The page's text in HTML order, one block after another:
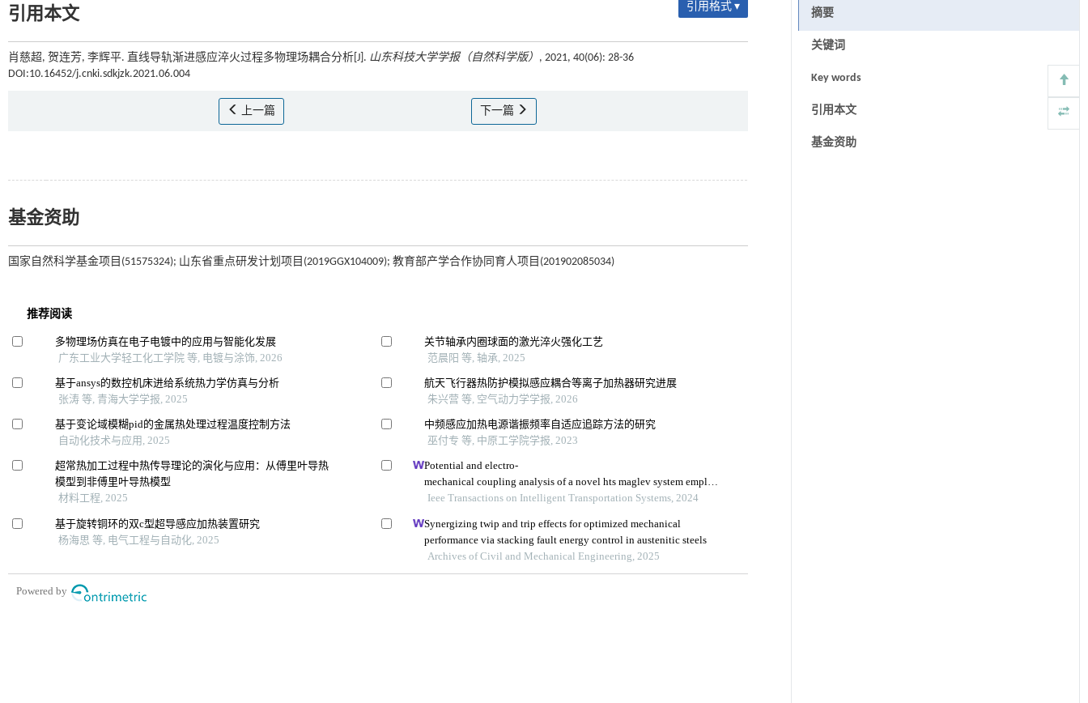
引用本文 引用格式 ▾
肖慈超, 贺连芳, 李辉平. 直线导轨渐进感应淬火过程多物理场耦合分析[J]. 山东科技大学学报（自然科学版） , 2021, 40(06): 28-36
DOI:10.16452/j.cnki.sdkjzk.2021.06.004
上一篇 下一篇
基金资助
国家自然科学基金项目(51575324); 山东省重点研发计划项目(2019GGX104009); 教育部产学合作协同育人项目(201902085034)
摘要
关键词
Key words
引用本文
基金资助